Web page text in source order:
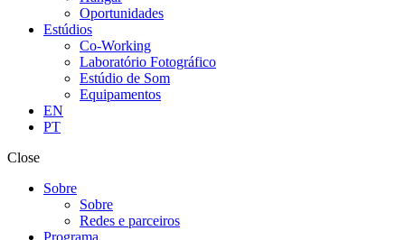
Oportunidades
Estúdios
Co-Working
Laboratório Fotográfico
Estúdio de Som
Equipamentos
EN
PT
Close
Sobre
Sobre
Redes e parceiros
Programa